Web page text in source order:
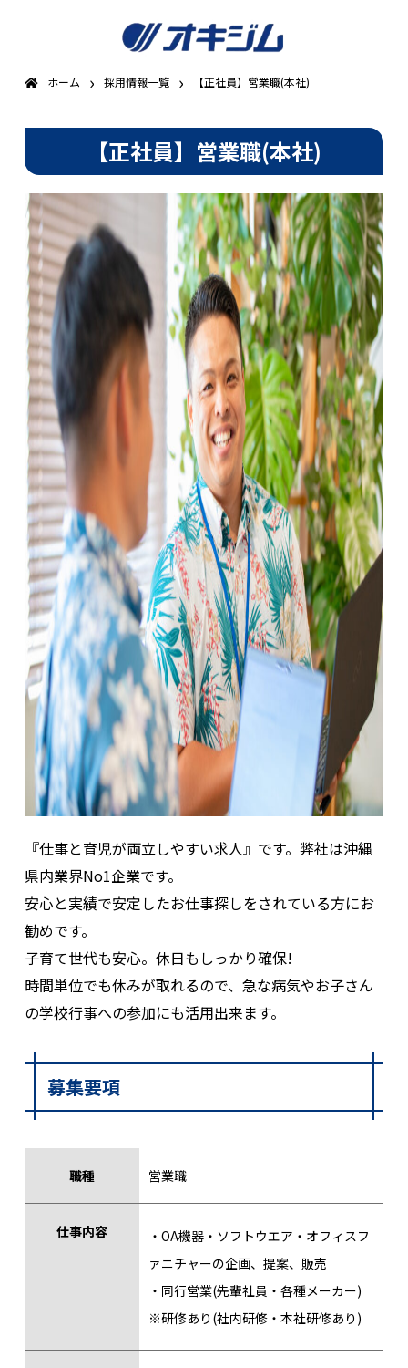
ホーム › 採用情報一覧 › 【正社員】営業職(本社)
【正社員】営業職(本社)
『仕事と育児が両立しやすい求人』です。弊社は沖縄
県内業界No1企業です。
安心と実績で安定したお仕事探しをされている方にお
勧めです。
子育て世代も安心。休日もしっかり確保!
時間単位でも休みが取れるので、急な病気やお子さん
の学校行事への参加にも活用出来ます。
募集要項
職種 営業職
仕事内容
・OA機器・ソフトウエア・オフィスフ
ァニチャーの企画、提案、販売
・同行営業(先輩社員・各種メーカー)
※研修あり(社内研修・本社研修あり)